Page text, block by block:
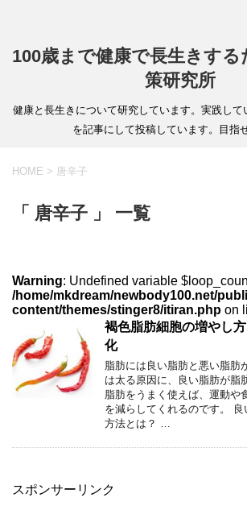
100歳まで健康で長生きする
策研究所
健康と長生きについて研究しています。実践して
を記事にして投稿しています。目指
HOME > 唐辛子
「 唐辛子 」 一覧
Warning: Undefined variable
/home/mkdream/newbody100.net/
content/themes/stinger8/itiran.php on
褐色脂肪細胞の増やし
化
脂肪には良い脂肪と悪い脂肪
は太る原因に、良い脂肪が脂
脂肪をうまく使えば、運動や
を減らしてくれるのです。
方法とは？ …
スポンサーリンク